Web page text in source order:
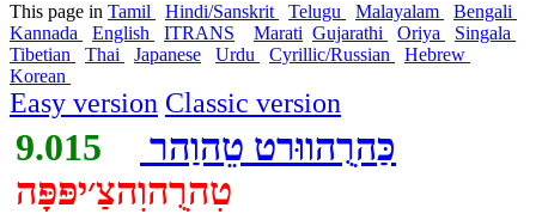
This page in Tamil Hindi/Sanskrit Telugu Malayalam
Bengali
Kannada
English ITRANS Marati Gujarathi Oriya
Singala
Tibetian
Thai Japanese Urdu Cyrillic/Russian
Hebrew
Korean
Easy version Classic version
9.015
כַּהרֻהווּרט טֵהוַהר
טִהרֻהוִהצַ׳יפּפָּה